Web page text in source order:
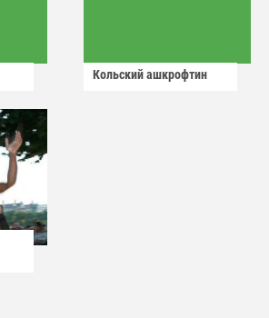
Кольский ашкрофтин